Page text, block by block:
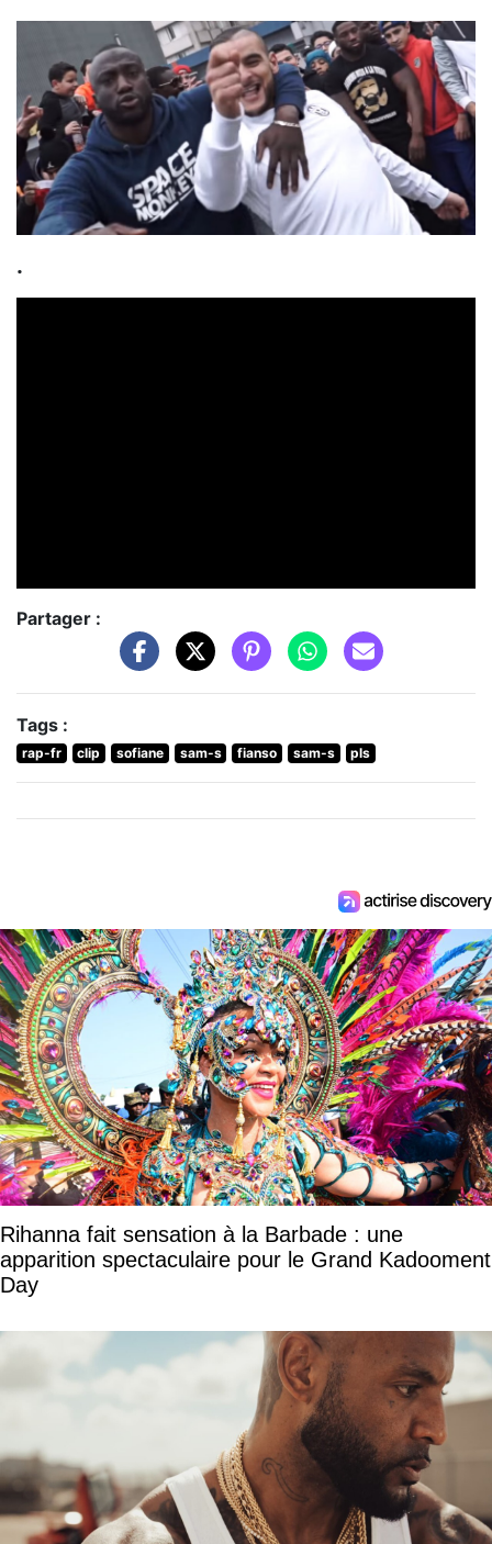
.
Partager :
Tags :
rap-fr clip sofiane sam-s fianso sam-s pls
Rihanna fait sensation à la Barbade : une
apparition spectaculaire pour le Grand Kadooment
Day